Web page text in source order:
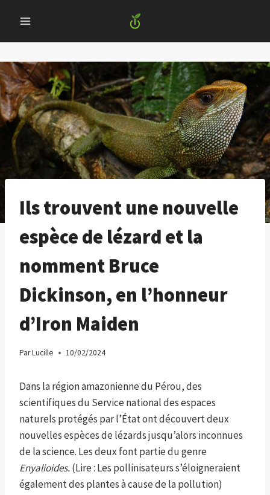
content
Ils trouvent une nouvelle
espèce de lézard et la
nomment Bruce
Dickinson, en l’honneur
d’Iron Maiden
ParLucille 10/02/2024
Dans la région amazonienne du Pérou, des
scientifiques du Service national des espaces
naturels protégés par l’État ont découvert deux
nouvelles espèces de lézards jusqu’alors inconnues
de la science. Les deux font partie du genre
Enyalioides.(Lire : Les pollinisateurs s’éloigneraient
également des plantes à cause de la pollution)